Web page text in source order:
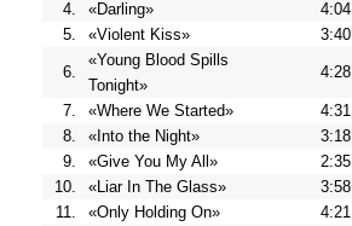
4.
«Darling»
4:04
5.
«Violent Kiss» 3:40
6.
«Young Blood Spills
Tonight»
4:28
7. «Where We Started»
4:31
8.
«Into the Night»
3:18
9.
«Give You My All»
2:35
10.
«Liar In The Glass»
3:58
11.
«Only Holding On»
4:21